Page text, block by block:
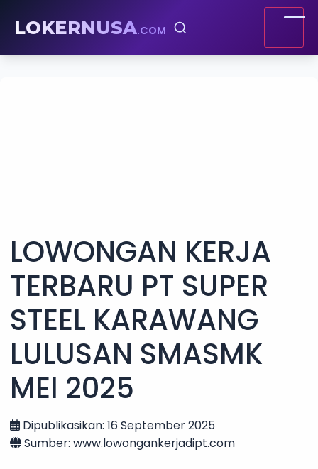
LOKERNUSA.COM
LOWONGAN KERJA
TERBARU PT SUPER
STEEL KARAWANG
LULUSAN SMASMK
MEI 2025
Dipublikasikan: 16 September 2025
Sumber: www.lowongankerjadipt.com